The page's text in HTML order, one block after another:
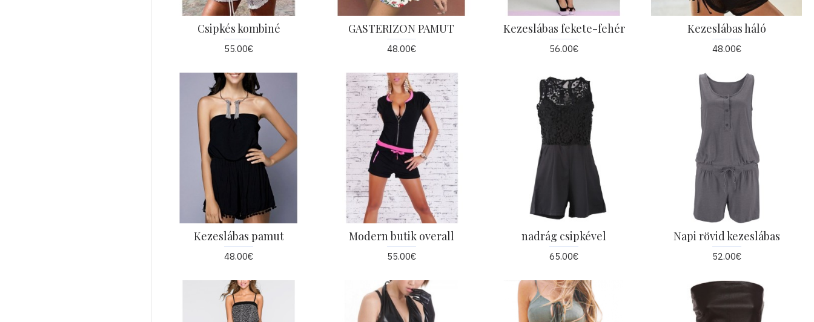
Csipkés kombiné
55.00€
GASTERIZON PAMUT
48.00€
Kezeslábas fekete-fehér
56.00€
Kezeslábas háló
48.00€
Kezeslábas pamut
48.00€
Modern butik overall
55.00€
nadrág csipkével
65.00€
Napi rövid kezeslábas
52.00€